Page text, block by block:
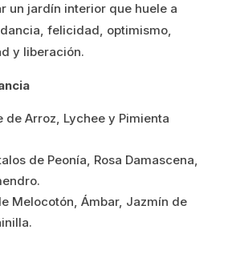
un jardín interior que huele a
felicidad, optimismo,
y liberación.
de Arroz, Lychee y Pimienta
de Peonía, Rosa Damascena,
Melocotón, Ámbar, Jazmín de